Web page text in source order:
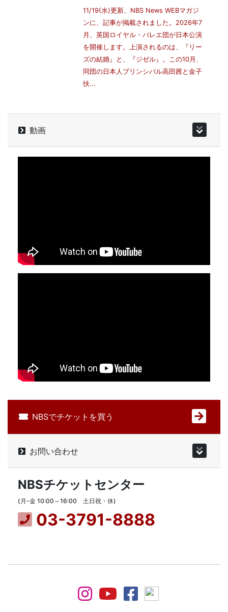
11/19(水)更新、NBS News WEBマガジ
ンに、記事が掲載されました。2026年7
月、英国ロイヤル・バレエ団が日本公演
を開催します。上演されるのは、『リー
ズの結婚』と、『ジゼル』。この10月、
同団の日本人プリンシパル高田茜と金子
扶...
動画
NBSでチケットを買う
お問い合わせ
NBSチケットセンター
(月-金 10:00～16:00 土日祝・休)
03-3791-8888